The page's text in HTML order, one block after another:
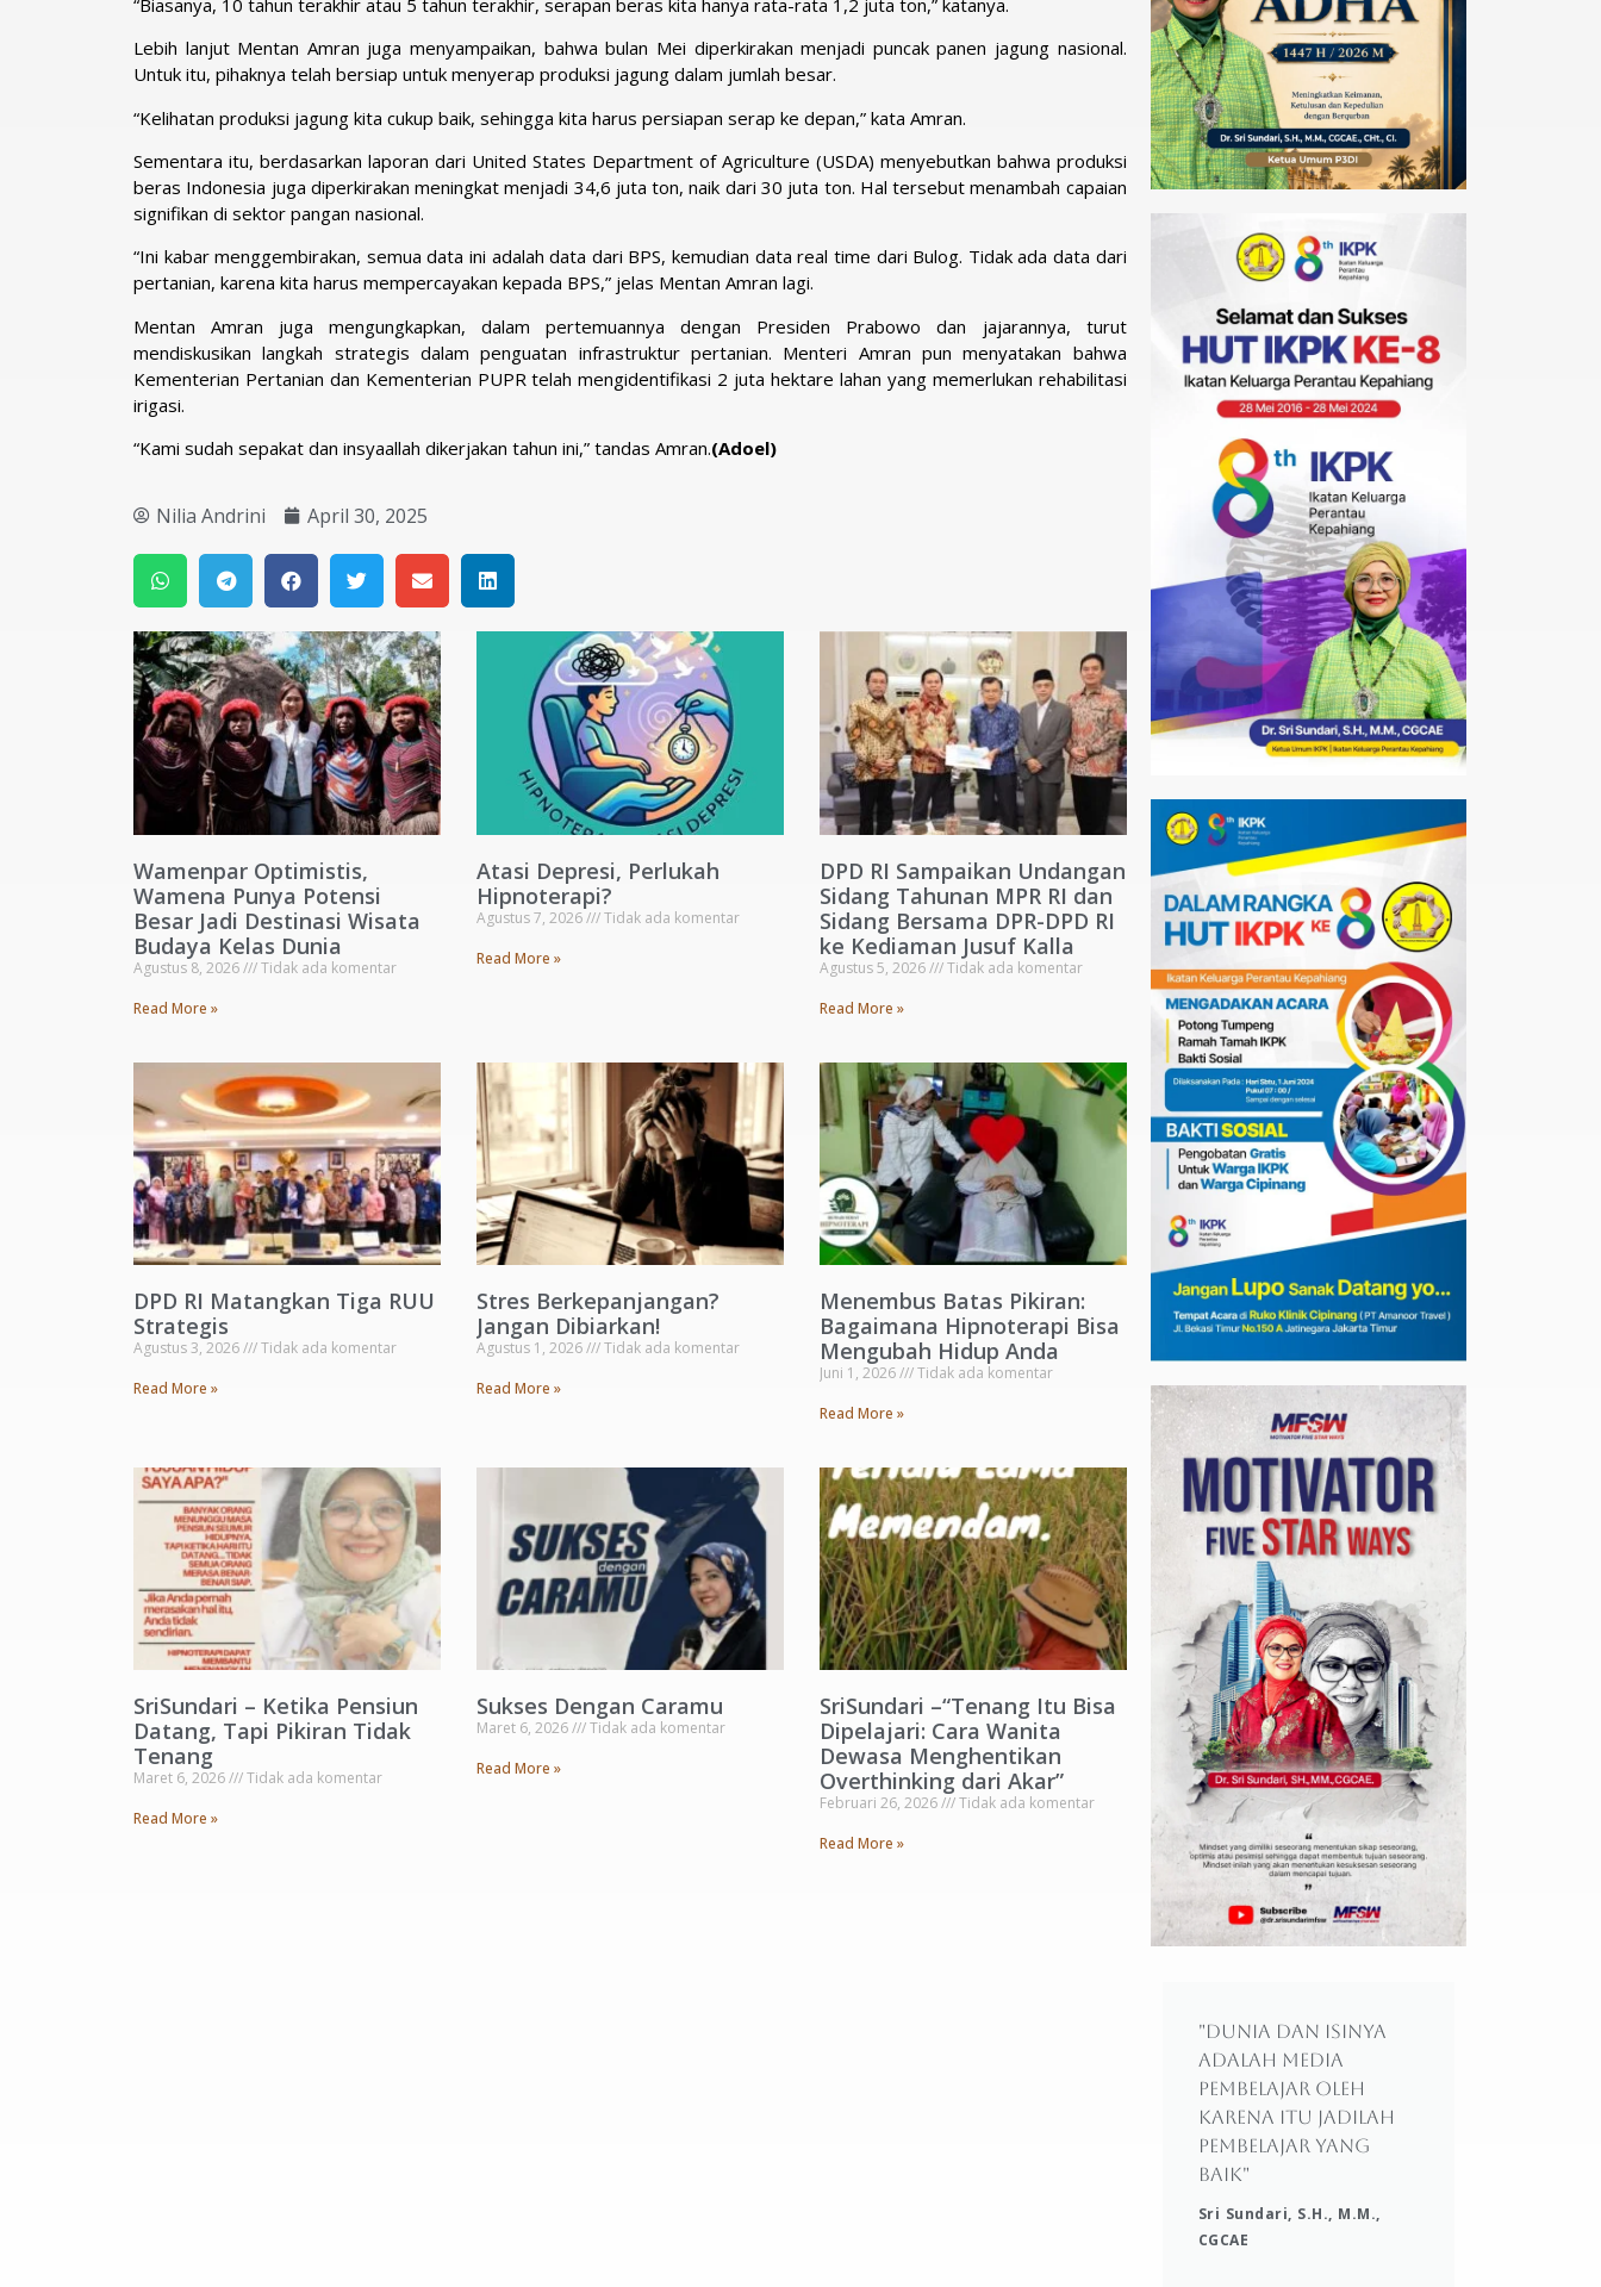
Lebih lanjut Mentan Amran juga menyampaikan, bahwa bulan Mei diperkirakan menjadi puncak panen jagung nasional.
Untuk itu, pihaknya telah bersiap untuk menyerap produksi jagung dalam jumlah besar.
“Kelihatan produksi jagung kita cukup baik, sehingga kita harus persiapan serap ke depan,” kata Amran.
Sementara itu, berdasarkan laporan dari United States Department of Agriculture (USDA) menyebutkan bahwa produksi
beras Indonesia juga diperkirakan meningkat menjadi 34,6 juta ton, naik dari 30 juta ton. Hal tersebut menambah capaian
signifikan di sektor pangan nasional.
“Ini kabar menggembirakan, semua data ini adalah data dari BPS, kemudian data real time dari Bulog. Tidak ada data dari
pertanian, karena kita harus mempercayakan kepada BPS,” jelas Mentan Amran lagi.
Mentan Amran juga mengungkapkan, dalam pertemuannya dengan Presiden Prabowo dan jajarannya, turut
mendiskusikan langkah strategis dalam penguatan infrastruktur pertanian. Menteri Amran pun menyatakan bahwa
Kementerian Pertanian dan Kementerian PUPR telah mengidentifikasi 2 juta hektare lahan yang memerlukan rehabilitasi
irigasi.
“Kami sudah sepakat dan insyaallah dikerjakan tahun ini,” tandas Amran.(Adoel)
Nilia Andrini April 30, 2025
Wamenpar Optimistis,
Wamena Punya Potensi
Besar Jadi Destinasi Wisata
Budaya Kelas Dunia
Agustus 8, 2026
Tidak ada komentar
Read More »
Atasi Depresi, Perlukah
Hipnoterapi?
Agustus 7, 2026
Tidak ada komentar
Read More »
DPD RI Sampaikan Undangan
Sidang Tahunan MPR RI dan
Sidang Bersama DPR-DPD RI
ke Kediaman Jusuf Kalla
Agustus 5, 2026
Tidak ada komentar
Read More »
DPD RI Matangkan Tiga RUU
Strategis
Agustus 3, 2026
Tidak ada komentar
Read More »
Stres Berkepanjangan?
Jangan Dibiarkan!
Agustus 1, 2026
Tidak ada komentar
Read More »
Menembus Batas Pikiran:
Bagaimana Hipnoterapi Bisa
Mengubah Hidup Anda
Juni 1, 2026
Tidak ada komentar
Read More »
SriSundari – Ketika Pensiun
Datang, Tapi Pikiran Tidak
Tenang
Maret 6, 2026
Tidak ada komentar
Read More »
Sukses Dengan Caramu
Maret 6, 2026
Tidak ada komentar
Read More »
SriSundari –“Tenang Itu Bisa
Dipelajari: Cara Wanita
Dewasa Menghentikan
Overthinking dari Akar”
Februari 26, 2026
Tidak ada komentar
Read More »
"Dunia dan isinya
adalah media
pembelajar oleh
karena itu jadilah
pembelajar yang
baik"
Sri Sundari, S.H., M.M.,
CGCAE